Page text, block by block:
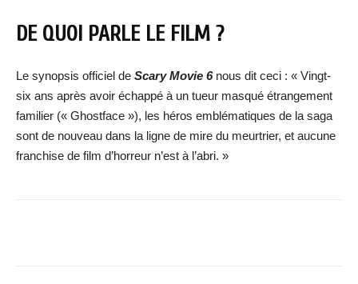
DE QUOI PARLE LE FILM ?
Le synopsis officiel de Scary Movie 6nous dit ceci : « Vingt-
six ans après avoir échappé à un tueur masqué étrangement
familier (« Ghostface »), les héros emblématiques de la saga
sont de nouveau dans la ligne de mire du meurtrier, et aucune
franchise de film d’horreur n’est à l’abri. »